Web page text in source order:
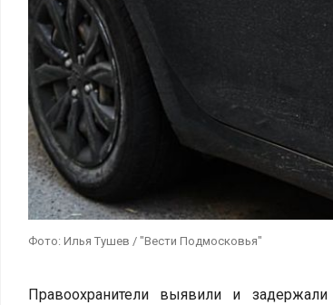
Фото: Илья Тушев / "Вести Подмосковья"
Правоохранители выявили и